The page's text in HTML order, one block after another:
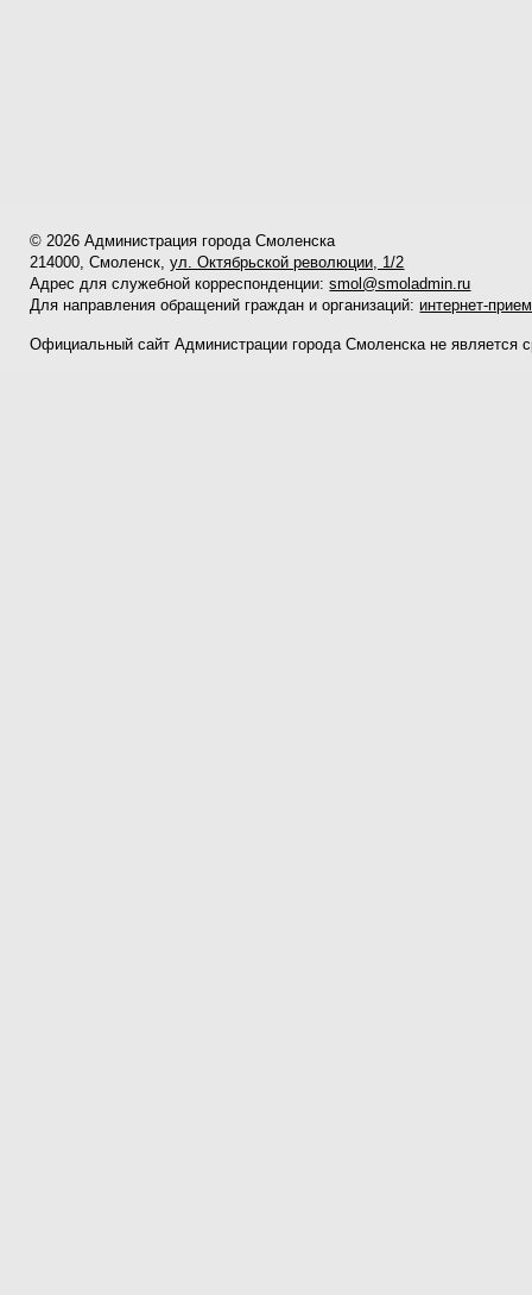
© 2026 Администрация города Смоленска
214000, Смоленск,ул. Октябрьской революции, 1/2
Адрес для служебной корреспонденции:smol@smoladmin.ru
Для направления обращений граждан и организаций: интернет-
Официальный сайт Администрации города Смоленска не является